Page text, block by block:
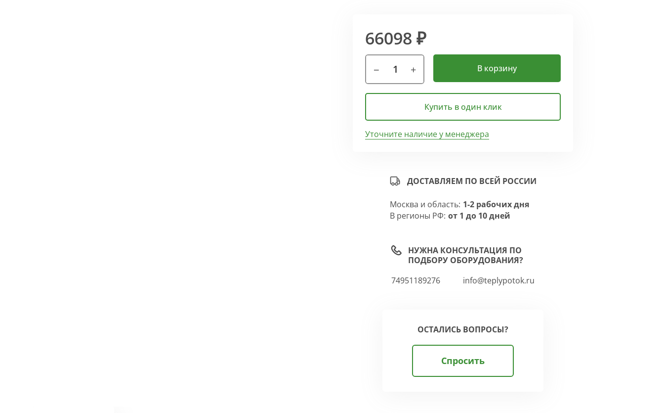
66098 ₽
В корзину
Купить в один клик
Уточните наличие у менеджера
ДОСТАВЛЯЕМ ПО ВСЕЙ РОССИИ
Москва и область: 1-2 рабочих дня
В регионы РФ: от 1 до 10 дней
НУЖНА КОНСУЛЬТАЦИЯ ПО
ПОДБОРУ ОБОРУДОВАНИЯ?
74951189276
info@teplypotok.ru
ОСТАЛИСЬ ВОПРОСЫ?
Спросить